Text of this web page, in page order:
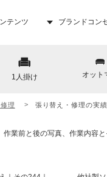
テンツ ブランドコン
1人掛け オット
理 張り替え・修理の実績